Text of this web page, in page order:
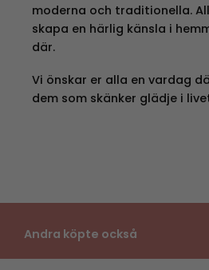
moderna och traditionella.
skapa en härlig känsla i
där.
Vi önskar er alla en vardag
dem som skänker glädje i
Andra köpte också